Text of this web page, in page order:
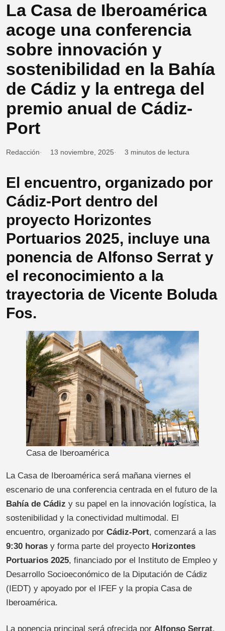
La Casa de Iberoamérica
acoge una conferencia
sobre innovación y
sostenibilidad en la Bahía
de Cádiz y la entrega del
premio anual de Cádiz-
Port
Redacción 13 noviembre, 2025 3 minutos de lectura
El encuentro, organizado por
Cádiz-Port dentro del
proyecto Horizontes
Portuarios 2025, incluye una
ponencia de Alfonso Serrat y
el reconocimiento a la
trayectoria de Vicente Boluda
Fos.
Casa de Iberoamérica
La Casa de Iberoamérica será mañana viernes el
escenario de una conferencia centrada en el futuro de la
Bahía de Cádiz y su papel en la innovación logística, la
sostenibilidad y la conectividad multimodal. El
encuentro, organizado por Cádiz-Port, comenzará a las
9:30 horas y forma parte del proyecto Horizontes
Portuarios 2025, financiado por el Instituto de Empleo y
Desarrollo Socioeconómico de la Diputación de Cádiz
(IEDT) y apoyado por el IFEF y la propia Casa de
Iberoamérica.
La ponencia principal será ofrecida por Alfonso Serrat,